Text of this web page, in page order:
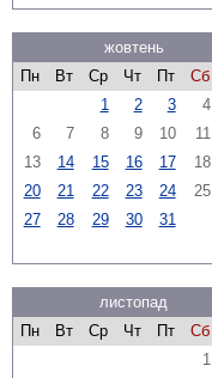
жовтень
Пн
Вт Ср Чт Пт Сб
1
2 3 4
6
7 8 9 10 11
13
14 15 16 17 18
20
21 22 23 24 25
27
28 29 30 31
листопад
Пн
Вт Ср Чт Пт Сб
1